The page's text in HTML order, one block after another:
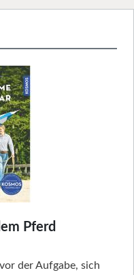
Pferd
der Aufgabe, sich